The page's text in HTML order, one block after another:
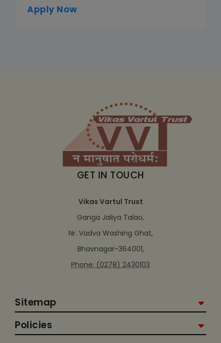
Apply Now
GET IN TOUCH
Vikas Vartul Trust
Ganga Jaliya Talao,
Nr. Vadva Washing Ghat,
Bhavnagar-364001,
Phone: (0278) 2430103
Sitemap
Policies